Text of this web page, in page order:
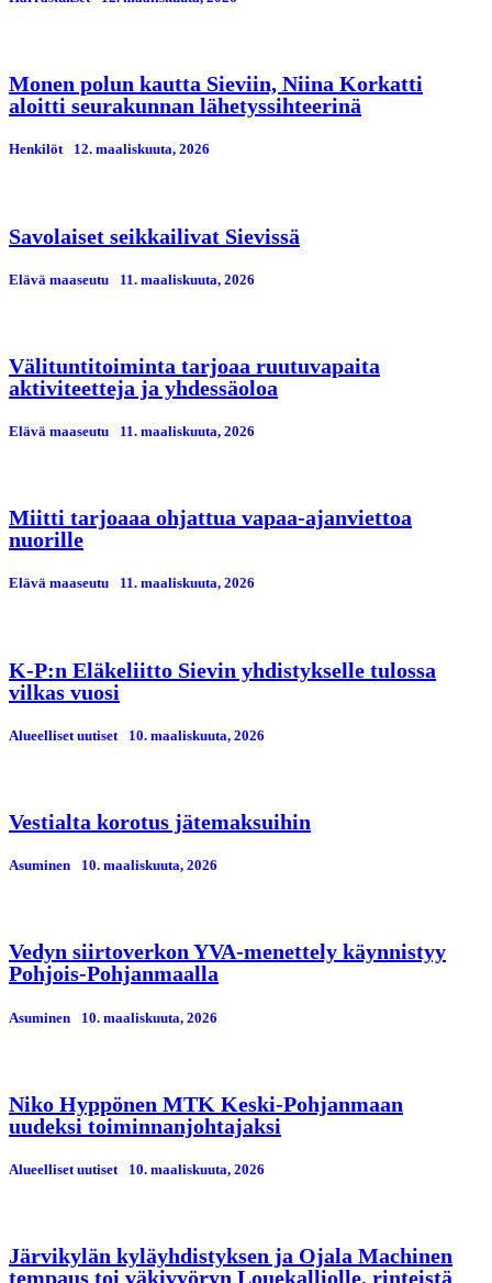
Monen polun kautta Sieviin, Niina Korkatti
aloitti seurakunnan lähetyssihteerinä
Henkilöt 12. maaliskuuta, 2026
Savolaiset seikkailivat Sievissä
Elävä maaseutu 11. maaliskuuta, 2026
Välituntitoiminta tarjoaa ruutuvapaita
aktiviteetteja ja yhdessäoloa
Elävä maaseutu 11. maaliskuuta, 2026
Miitti tarjoaaa ohjattua vapaa-ajanviettoa
nuorille
Elävä maaseutu 11. maaliskuuta, 2026
K-P:n Eläkeliitto Sievin yhdistykselle tulossa
vilkas vuosi
Alueelliset uutiset 10. maaliskuuta, 2026
Vestialta korotus jätemaksuihin
Asuminen 10. maaliskuuta, 2026
Vedyn siirtoverkon YVA-menettely käynnistyy
Pohjois-Pohjanmaalla
Asuminen 10. maaliskuuta, 2026
Niko Hyppönen MTK Keski-Pohjanmaan
uudeksi toiminnanjohtajaksi
Alueelliset uutiset 10. maaliskuuta, 2026
Järvikylän kyläyhdistyksen ja Ojala Machinen
tempaus toi väkivyöryn Louekalliolle, rinteistä